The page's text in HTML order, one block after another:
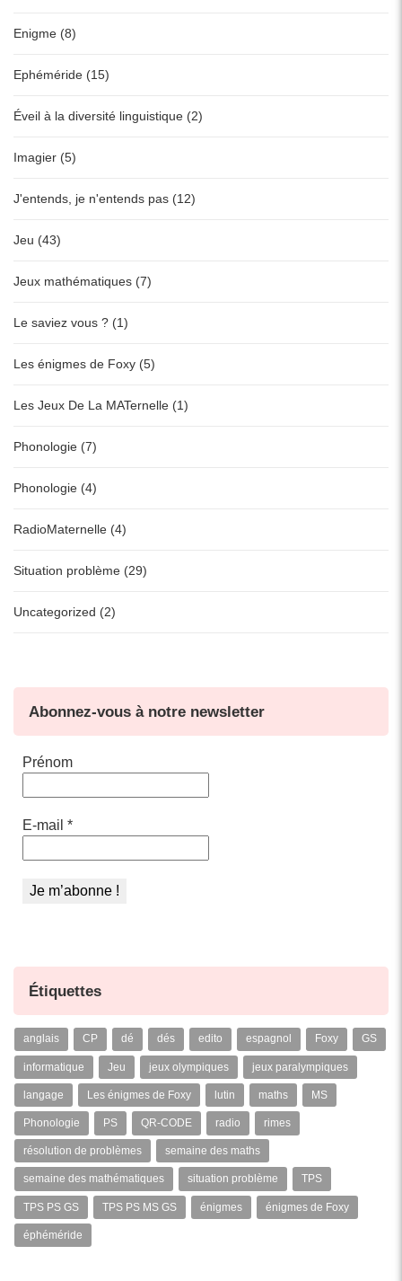
Enigme (8)
Ephéméride (15)
Éveil à la diversité linguistique (2)
Imagier (5)
J'entends, je n'entends pas (12)
Jeu (43)
Jeux mathématiques (7)
Le saviez vous ? (1)
Les énigmes de Foxy (5)
Les Jeux De La MATernelle (1)
Phonologie (7)
Phonologie (4)
RadioMaternelle (4)
Situation problème (29)
Uncategorized (2)
Abonnez-vous à notre newsletter
Prénom
E-mail *
Étiquettes
anglais CP dé dés edito espagnol Foxy GS
informatique Jeu jeux olympiques jeux paralympiques
langage Les énigmes de Foxy lutin maths MS
Phonologie PS QR-CODE radio rimes
résolution de problèmes semaine des maths
semaine des mathématiques situation problème TPS
TPS PS GS TPS PS MS GS énigmes énigmes de Foxy
éphéméride